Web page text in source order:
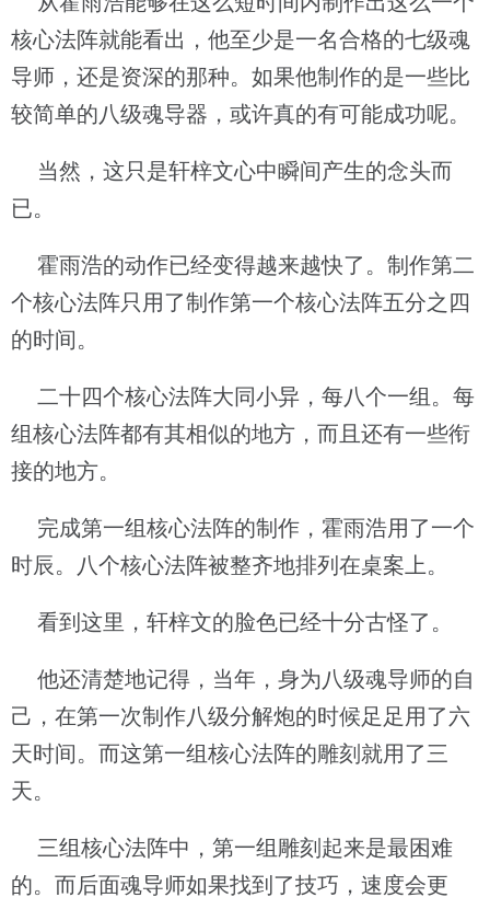
核心法阵就能看出，他至少是一名合格的七级魂
导师，还是资深的那种。如果他制作的是一些比
较简单的八级魂导器，或许真的有可能成功呢。
当然，这只是轩梓文心中瞬间产生的念头而
已。
霍雨浩的动作已经变得越来越快了。制作第二
个核心法阵只用了制作第一个核心法阵五分之四
的时间。
二十四个核心法阵大同小异，每八个一组。每
组核心法阵都有其相似的地方，而且还有一些衔
接的地方。
完成第一组核心法阵的制作，霍雨浩用了一个
时辰。八个核心法阵被整齐地排列在桌案上。
看到这里，轩梓文的脸色已经十分古怪了。
他还清楚地记得，当年，身为八级魂导师的自
己，在第一次制作八级分解炮的时候足足用了六
天时间。而这第一组核心法阵的雕刻就用了三
天。
三组核心法阵中，第一组雕刻起来是最困难
的。而后面魂导师如果找到了技巧，速度会更